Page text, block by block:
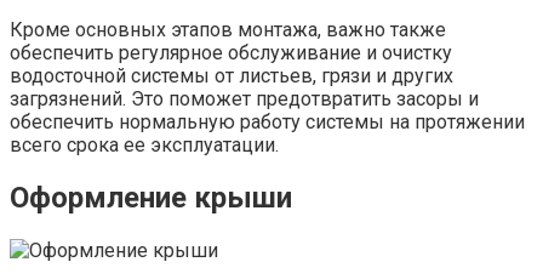
Кроме основных этапов монтажа, важно также
обеспечить регулярное обслуживание и очистку
водосточной системы от листьев, грязи и других
загрязнений. Это поможет предотвратить засоры и
обеспечить нормальную работу системы на протяжении
всего срока ее эксплуатации.
Оформление крыши